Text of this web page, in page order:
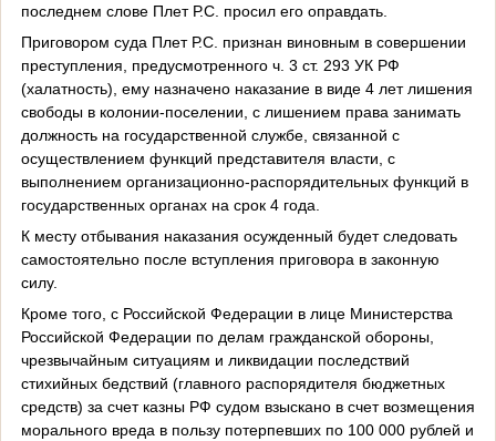
последнем слове Плет Р.С. просил его оправдать.
Приговором суда Плет Р.С. признан виновным в совершении
преступления, предусмотренного ч. 3 ст. 293 УК РФ
(халатность), ему назначено наказание в виде 4 лет лишения
свободы в колонии-поселении, с лишением права занимать
должность на государственной службе, связанной с
осуществлением функций представителя власти, с
выполнением организационно-распорядительных функций в
государственных органах на срок 4 года.
К месту отбывания наказания осужденный будет следовать
самостоятельно после вступления приговора в законную
силу.
Кроме того, с Российской Федерации в лице Министерства
Российской Федерации по делам гражданской обороны,
чрезвычайным ситуациям и ликвидации последствий
стихийных бедствий (главного распорядителя бюджетных
средств) за счет казны РФ судом взыскано в счет возмещения
морального вреда в пользу потерпевших по 100 000 рублей и